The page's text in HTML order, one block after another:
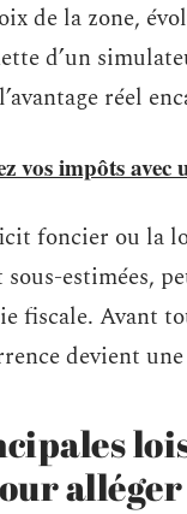
de la zone,
d’un
réel
vos impôts avec
foncier ou la
estimées,
fiscale. Avant
devient